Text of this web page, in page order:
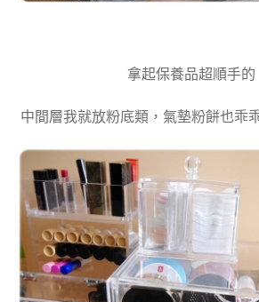
拿起保養品超順手的
中間層我就放粉底類，氣墊粉餅也乖